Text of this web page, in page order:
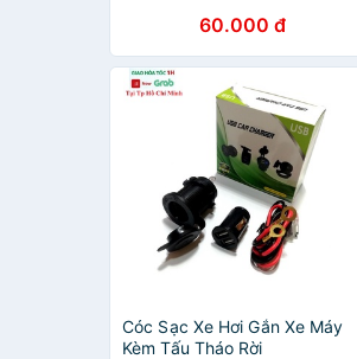
60.000 đ
Cóc Sạc Xe Hơi Gắn Xe Máy
Kèm Tấu Tháo Rời